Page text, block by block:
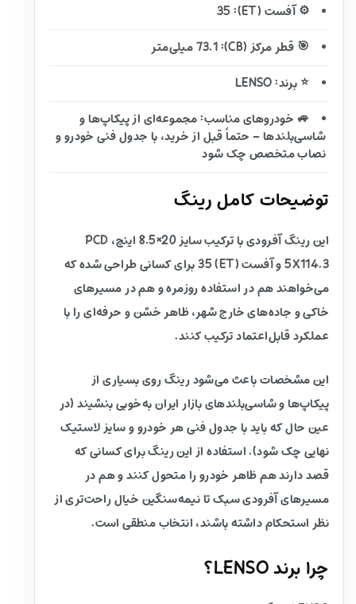
⚙️ آفست (ET): 35
🎯 قطر مرکز (CB): 73.1 میلی‌متر
⭐ برند: LENSO
🚙 خودروهای مناسب: مجموعه‌ای از پیکاپ‌ها و
شاسی‌بلندها – حتماً قبل از خرید، با جدول فنی خودرو و
نصاب متخصص چک شود
توضیحات کامل رینگ
این رینگ آفرودی با ترکیب سایز 20×8.5 اینچ، PCD
5X114.3 و آفست (ET) 35 برای کسانی طراحی شده که
می‌خواهند هم در استفاده روزمره و هم در مسیرهای
خاکی و جاده‌های خارج شهر، ظاهر خشن و حرفه‌ای را با
عملکرد قابل‌اعتماد ترکیب کنند.
این مشخصات باعث می‌شود رینگ روی بسیاری از
پیکاپ‌ها و شاسی‌بلندهای بازار ایران به‌خوبی بنشیند (در
عین حال که باید با جدول فنی هر خودرو و سایز لاستیک
نهایی چک شود). استفاده از این رینگ برای کسانی که
قصد دارند هم ظاهر خودرو را متحول کنند و هم در
مسیرهای آفرودی سبک تا نیمه‌سنگین خیال راحت‌تری از
نظر استحکام داشته باشند، انتخاب منطقی است.
چرا برند LENSO؟